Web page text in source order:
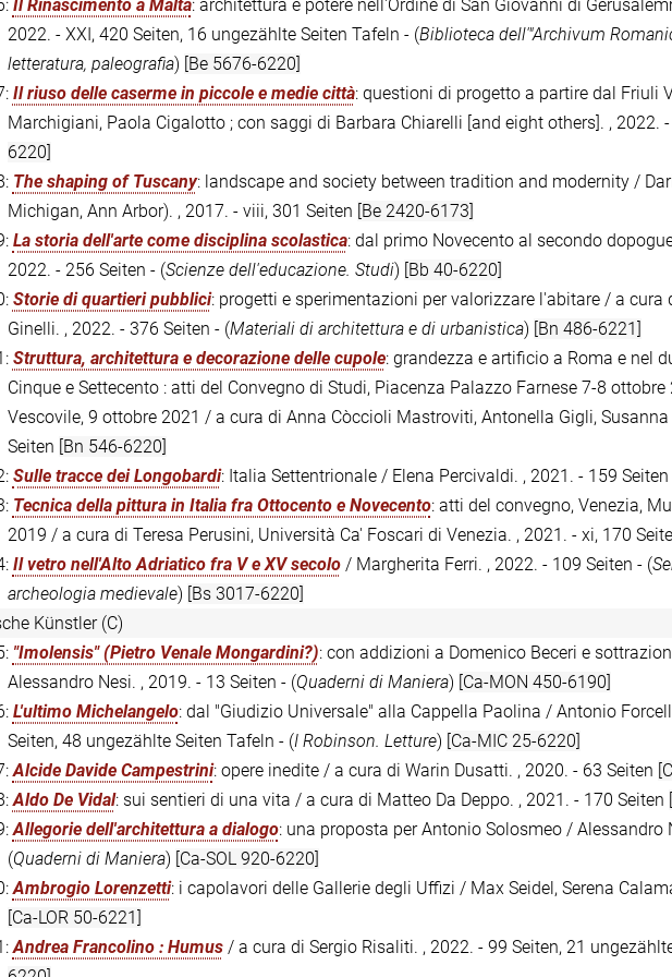
Il Rinascimento a Malta: architettura e potere nell'Ordine di San Giovanni di
2022. - XXI, 420 Seiten, 16 ungezählte Seiten Tafeln - (Biblioteca dell'"Archivum
letteratura, paleografia) [Be 5676-6220]
Il riuso delle caserme in piccole e medie città: questioni di progetto a partire dal Friuli
Marchigiani, Paola Cigalotto ; con saggi di Barbara Chiarelli [and eight others]. , 2022.
6220]
The shaping of Tuscany: landscape and society between tradition and modernity /
Michigan, Ann Arbor). , 2017. - viii, 301 Seiten [Be 2420-6173]
La storia dell'arte come disciplina scolastica: dal primo Novecento al secondo
2022. - 256 Seiten - (Scienze dell'educazione. Studi) [Bb 40-6220]
Storie di quartieri pubblici: progetti e sperimentazioni per valorizzare l'abitare / a cura
Ginelli. , 2022. - 376 Seiten - (Materiali di architettura e di urbanistica) [Bn 486-6221]
Struttura, architettura e decorazione delle cupole: grandezza e artificio a Roma e nel
Cinque e Settecento : atti del Convegno di Studi, Piacenza Palazzo Farnese 7-8
Vescovile, 9 ottobre 2021 / a cura di Anna Còccioli Mastroviti, Antonella Gigli,
Seiten [Bn 546-6220]
Sulle tracce dei Longobardi: Italia Settentrionale / Elena Percivaldi. , 2021. - 159 Seiten
Tecnica della pittura in Italia fra Ottocento e Novecento: atti del convegno, Venezia,
2019 / a cura di Teresa Perusini, Università Ca' Foscari di Venezia. , 2021. - xi, 170
Il vetro nell'Alto Adriatico fra V e XV secolo/ Margherita Ferri. , 2022. - 109 Seiten - (
archeologia medievale) [Bs 3017-6220]
Künstler (C)
"Imolensis" (Pietro Venale Mongardini?): con addizioni a Domenico Beceri e
Alessandro Nesi. , 2019. - 13 Seiten - (Quaderni di Maniera) [Ca-MON 450-6190]
L'ultimo Michelangelo: dal "Giudizio Universale" alla Cappella Paolina / Antonio
Seiten, 48 ungezählte Seiten Tafeln - (I Robinson. Letture) [Ca-MIC 25-6220]
Alcide Davide Campestrini: opere inedite / a cura di Warin Dusatti. , 2020. - 63 Seiten
Aldo De Vidal: sui sentieri di una vita / a cura di Matteo Da Deppo. , 2021. - 170 Seiten
Allegorie dell'architettura a dialogo: una proposta per Antonio Solosmeo / Alessandro
(Quaderni di Maniera) [Ca-SOL 920-6220]
Ambrogio Lorenzetti: i capolavori delle Gallerie degli Uffizi / Max Seidel, Serena
[Ca-LOR 50-6221]
Andrea Francolino : Humus/ a cura di Sergio Risaliti. , 2022. - 99 Seiten, 21